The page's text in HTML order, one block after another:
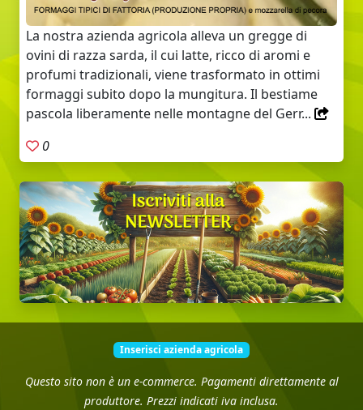
La nostra azienda agricola alleva un gregge di
ovini di razza sarda, il cui latte, ricco di aromi e
profumi tradizionali, viene trasformato in ottimi
formaggi subito dopo la mungitura. Il bestiame
pascola liberamente nelle montagne del Gerr...
0
Inserisci azienda agricola
Questo sito non è un e-commerce. Pagamenti direttamente al
produttore. Prezzi indicati iva inclusa.